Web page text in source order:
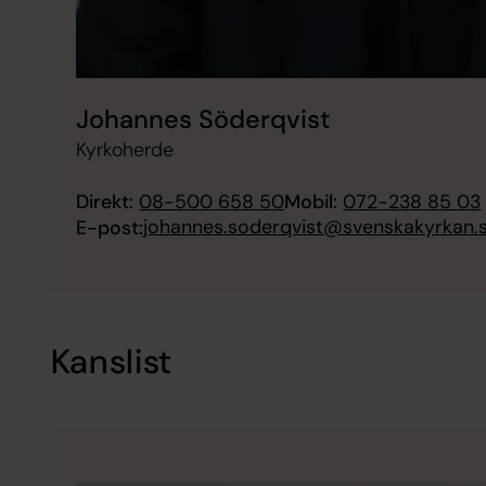
Johannes Söderqvist
Kyrkoherde
Direkt: 08-500 658 50Mobil: 072-238 85 03
E-post:
Kanslist